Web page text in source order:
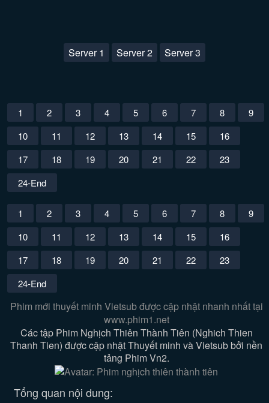
Server 1 Server 2 Server 3
1 2 3 4 5 6 7 8
9
10
11 12 13 14 15
16
17
18 19 20 21 22
23
24-End
1 2 3 4 5 6 7 8
9
10
11 12 13 14 15
16
17
18 19 20 21 22
23
24-End
Phim mới thuyết minh Vietsub được cập nhật nhanh nhất tại
www.phim1.net
Các tập Phim Nghịch Thiên Thành Tiên (Nghich Thien
Thanh Tien) được cập nhật Thuyết minh và Vietsub bởi nền
tảng Phim Vn2.
Tổng quan nội dung: